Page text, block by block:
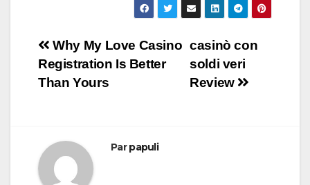
Navigation
de
casinò con
soldi veri
Review
Why My Love Casino
Registration Is Better
Than Yours
Parpapuli